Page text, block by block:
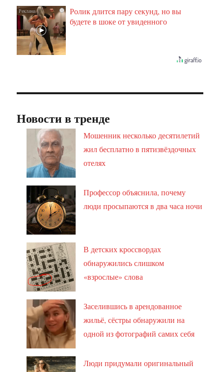
i
Ролик длится пару секунд, но вы
будете в шоке от увиденного
Новости в тренде
Мошенник несколько десятилетий
жил бесплатно в пятизвёздочных
отелях
Профессор объяснила, почему
люди просыпаются в два часа ночи
В детских кроссвордах
обнаружились слишком
«взрослые» слова
Заселившись в арендованное
жильё, сёстры обнаружили на
одной из фотографий самих себя
Люди придумали оригинальный